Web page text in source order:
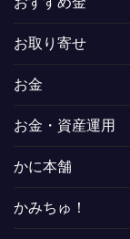
お取り寄せ
お金
お金・資産運用
かに本舗
かみちゅ！